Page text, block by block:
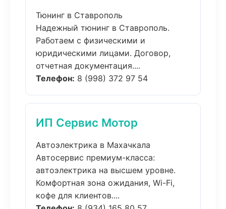
Тюнинг в Ставрополь
Надежный тюнинг в Ставрополь.
Работаем с физическими и
юридическими лицами. Договор,
отчетная документация....
Телефон: 8 (998) 372 97 54
ИП Сервис Мотор
Автоэлектрика в Махачкала
Автосервис премиум-класса:
автоэлектрика на высшем уровне.
Комфортная зона ожидания, Wi-Fi,
кофе для клиентов....